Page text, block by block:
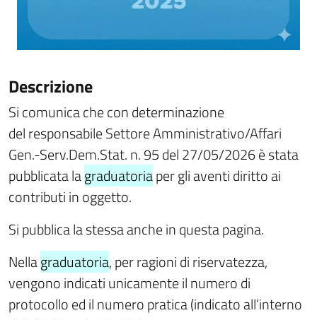
Descrizione
Si comunica che con determinazione
del responsabile Settore Amministrativo/Affari
Gen.-Serv.Dem.Stat. n. 95 del 27/05/2026è stata
pubblicata lagraduatoriaper gli aventi diritto ai
contributi in oggetto.
Si pubblica la stessa anche in questa pagina.
Nellagraduatoria, per ragioni di riservatezza,
vengono indicati unicamente il numero di
protocollo ed il numero pratica (indicato all’interno